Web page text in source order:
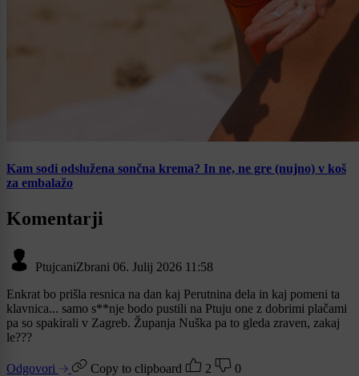
Kam sodi odslužena sončna krema? In ne, ne gre (nujno) v koš
za embalažo
Komentarji
PtujcaniZbrani 06. Julij 2026 11:58
Enkrat bo prišla resnica na dan kaj Perutnina dela in kaj pomeni ta
klavnica... samo s**nje bodo pustili na Ptuju one z dobrimi plačami
pa so spakirali v Zagreb. Županja Nuška pa to gleda zraven, zakaj
le???
Odgovori Copy to clipboard 2 0